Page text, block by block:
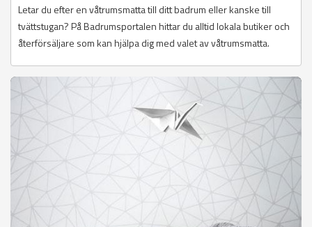
Letar du efter en våtrumsmatta till ditt badrum eller kanske till
tvättstugan? På Badrumsportalen hittar du alltid lokala butiker och
återförsäljare som kan hjälpa dig med valet av våtrumsmatta.